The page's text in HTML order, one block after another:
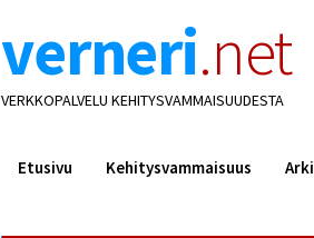
verneri.net
VERKKOPALVELU KEHITYSVAMMAISUUDESTA
Etusivu Kehitysvammaisuus